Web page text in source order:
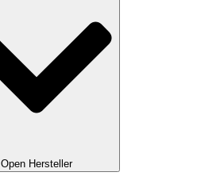
Open Hersteller